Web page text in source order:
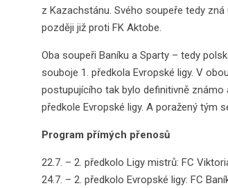
z Kazachstánu. Svého soupeře tedy
později již proti FK Aktobe.
Oba soupeři Baníku a Sparty – tedy
souboje 1. předkola Evropské ligy. V
postupujícího tak bylo definitivně známo
předkole Evropské ligy. A poražený tým
Program přímých přenosů
22.7. – 2. předkolo Ligy mistrů: FC
24.7. – 2. předkolo Evropské ligy: FC